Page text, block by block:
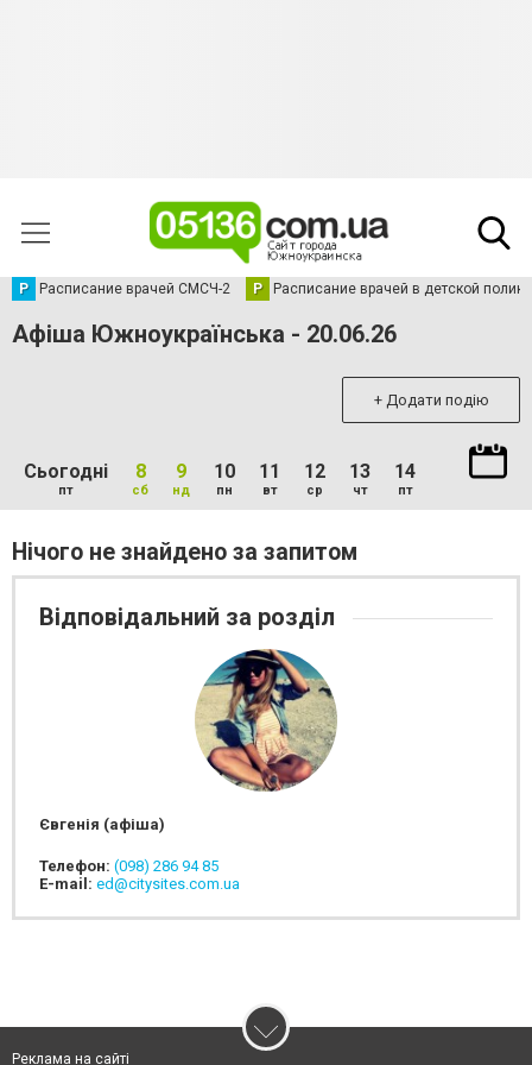
Р Расписание врачей СМСЧ-2 Р Расписание врачей в детской
Афіша Южноукраїнська - 20.06.26
+ Додати подію
Сьогодні
пт
8
сб
9
нд
10
пн
11
вт
12
ср
13
чт
14
пт
Нічого не знайдено за запитом
Відповідальний за розділ
Євгенія (афіша)
Телефон: (098) 286 94 85
E-mail: ed@citysites.com.ua
Реклама на сайті